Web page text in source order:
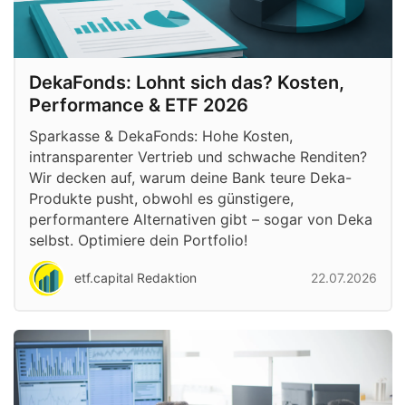
DekaFonds: Lohnt sich das? Kosten,
Performance & ETF 2026
Sparkasse & DekaFonds: Hohe Kosten,
intransparenter Vertrieb und schwache Renditen?
Wir decken auf, warum deine Bank teure Deka-
Produkte pusht, obwohl es günstigere,
performantere Alternativen gibt – sogar von Deka
selbst. Optimiere dein Portfolio!
etf.capital Redaktion 22.07.2026